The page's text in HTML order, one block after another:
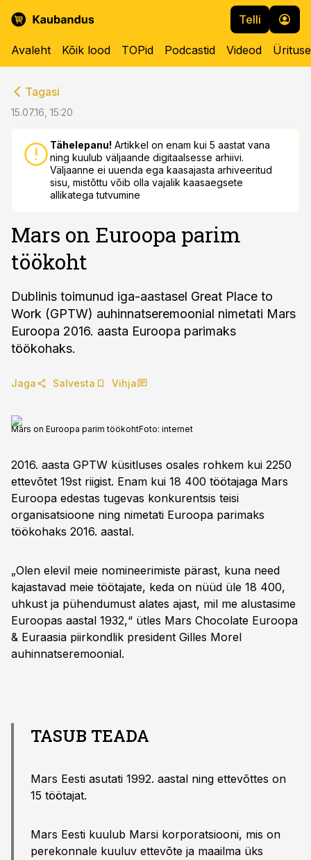
Telli
Avaleht Kõik lood TOPid Podcastid Videod
Tagasi
15.07.16, 15:20
Tähelepanu! Artikkel on enam kui 5 aastat vana
ning kuulub väljaande digitaalsesse arhiivi.
Väljaanne ei uuenda ega kaasajasta arhiveeritud
sisu, mistõttu võib olla vajalik kaasaegsete
allikatega tutvumine
Mars on Euroopa parim
töökoht
Dublinis toimunud iga-aastasel Great Place to
Work (GPTW) auhinnatseremoonial nimetati Mars
Euroopa 2016. aasta Euroopa parimaks
töökohaks.
Jaga Salvesta Vihja
Mars on Euroopa parim töökohtFoto: internet
2016. aasta GPTW küsitluses osales rohkem kui 2250
ettevõtet 19st riigist. Enam kui 18 400 töötajaga Mars
Euroopa edestas tugevas konkurentsis teisi
organisatsioone ning nimetati Euroopa parimaks
töökohaks 2016. aastal.
„Olen elevil meie nomineerimiste pärast, kuna need
kajastavad meie töötajate, keda on nüüd üle 18 400,
uhkust ja pühendumust alates ajast, mil me alustasime
Euroopas aastal 1932,“ ütles Mars Chocolate Euroopa
& Euraasia piirkondlik president Gilles Morel
auhinnatseremoonial.
TASUB TEADA
Mars Eesti asutati 1992. aastal ning ettevõttes on
15 töötajat.
Mars Eesti kuulub Marsi korporatsiooni, mis on
perekonnale kuuluv ettevõte ja maailma üks